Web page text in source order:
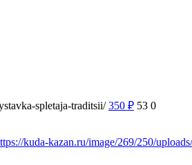
spletaja-traditsii/ 350 ₽ 53 0
kuda-kazan.ru/image/269/250/